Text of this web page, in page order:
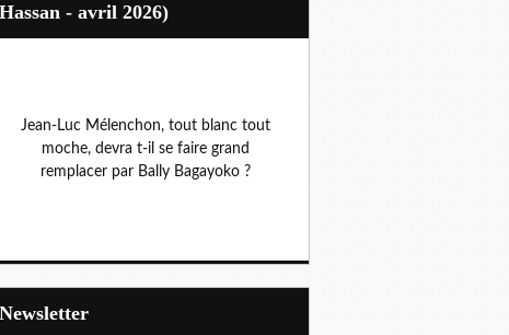
Hassan - avril 2026)
Jean-Luc Mélenchon, tout blanc tout
moche, devra t-il se faire grand
remplacer par Bally Bagayoko ?
Newsletter